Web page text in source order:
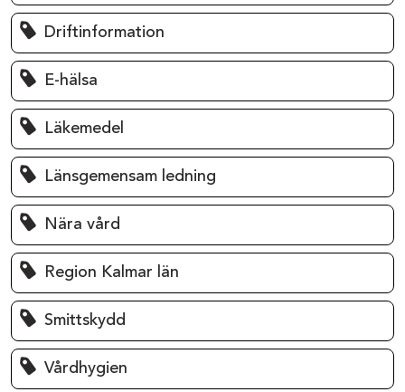
Driftinformation
E-hälsa
Läkemedel
Länsgemensam ledning
Nära vård
Region Kalmar län
Smittskydd
Vårdhygien